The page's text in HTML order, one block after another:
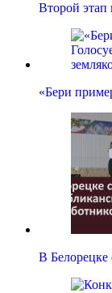
Второй
«Бери
В Белорецке